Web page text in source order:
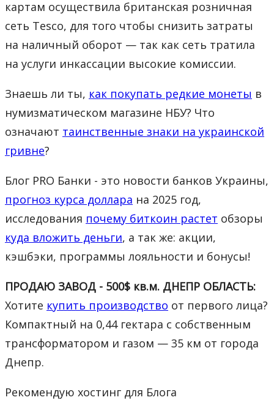
картам осуществила британская розничная
сеть Tesco, для того чтобы снизить затраты
на наличный оборот — так как сеть тратила
на услуги инкассации высокие комиссии.
Знаешь ли ты, как покупать редкие монеты в
нумизматическом магазине НБУ? Что
означают таинственные знаки на украинской
гривне?
Блог PRO Банки - это новости банков Украины,
прогноз курса доллара на 2025 год,
исследования почему биткоин растет обзоры
куда вложить деньги, а так же: акции,
кэшбэки, программы лояльности и бонусы!
ПРОДАЮ ЗАВОД - 500$ кв.м. ДНЕПР ОБЛАСТЬ:
Хотите купить производство от первого лица?
Компактный на 0,44 гектара с собственным
трансформатором и газом — 35 км от города
Днепр.
Рекомендую хостинг для Блога